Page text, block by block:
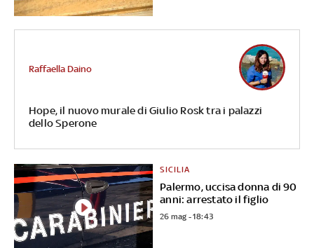
Hope, il nuovo murale di Giulio Rosk tra i palazzi
dello Sperone
Raffaella Daino
Palermo, uccisa donna di 90
anni: arrestato il figlio
SICILIA
26 mag - 18:43